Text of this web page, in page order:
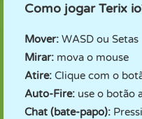
Como jogar Terix
Mover: WASD ou Setas
Mirar: mova o mouse
Atire: Clique com o
Auto-Fire: use o botão
Chat (bate-papo):